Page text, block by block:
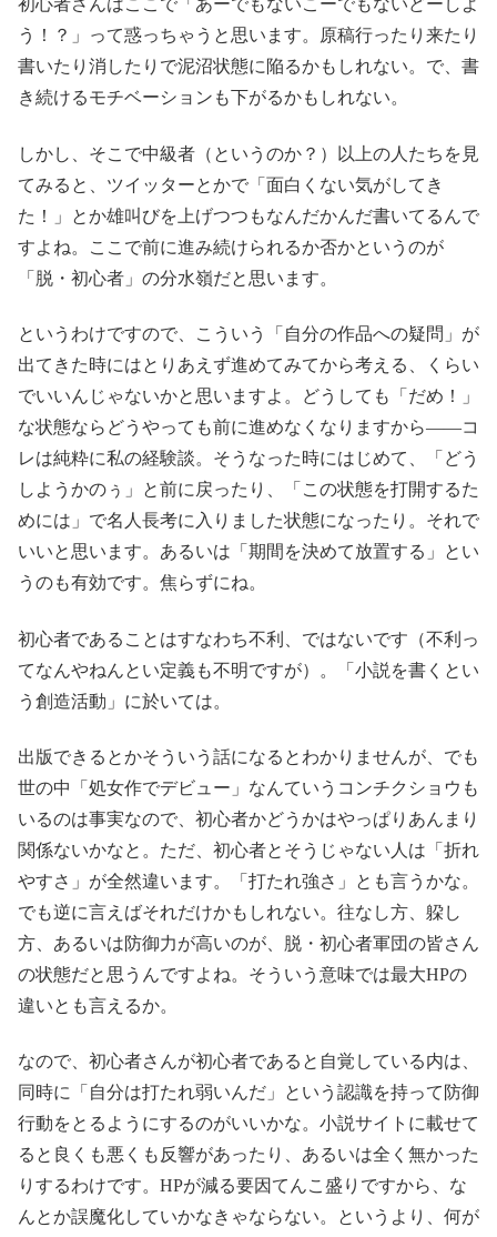
初心者さんはここで「あーでもないこーでもないどーしよ
う！？」って惑っちゃうと思います。原稿行ったり来たり
書いたり消したりで泥沼状態に陥るかもしれない。で、書
き続けるモチベーションも下がるかもしれない。
しかし、そこで中級者（というのか？）以上の人たちを見
てみると、ツイッターとかで「面白くない気がしてき
た！」とか雄叫びを上げつつもなんだかんだ書いてるんで
すよね。ここで前に進み続けられるか否かというのが
「脱・初心者」の分水嶺だと思います。
というわけですので、こういう「自分の作品への疑問」が
出てきた時にはとりあえず進めてみてから考える、くらい
でいいんじゃないかと思いますよ。どうしても「だめ！」
な状態ならどうやっても前に進めなくなりますから――コ
レは純粋に私の経験談。そうなった時にはじめて、「どう
しようかのぅ」と前に戻ったり、「この状態を打開するた
めには」で名人長考に入りました状態になったり。それで
いいと思います。あるいは「期間を決めて放置する」とい
うのも有効です。焦らずにね。
初心者であることはすなわち不利、ではないです（不利っ
てなんやねんとい定義も不明ですが）。「小説を書くとい
う創造活動」に於いては。
出版できるとかそういう話になるとわかりませんが、でも
世の中「処女作でデビュー」なんていうコンチクショウも
いるのは事実なので、初心者かどうかはやっぱりあんまり
関係ないかなと。ただ、初心者とそうじゃない人は「折れ
やすさ」が全然違います。「打たれ強さ」とも言うかな。
でも逆に言えばそれだけかもしれない。往なし方、躱し
方、あるいは防御力が高いのが、脱・初心者軍団の皆さん
の状態だと思うんですよね。そういう意味では最大HPの
違いとも言えるか。
なので、初心者さんが初心者であると自覚している内は、
同時に「自分は打たれ弱いんだ」という認識を持って防御
行動をとるようにするのがいいかな。小説サイトに載せて
ると良くも悪くも反響があったり、あるいは全く無かった
りするわけです。HPが減る要因てんこ盛りですから、な
んとか誤魔化していかなきゃならない。というより、何が